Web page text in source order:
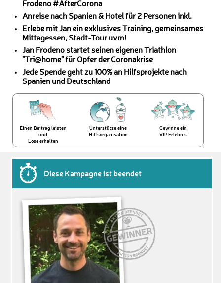
Frodeno #AfterCorona
Anreise nach Spanien & Hotel für 2 Personen inkl.
Erlebe mit Jan ein exklusives Training, gemeinsames
Mittagessen, Stadt-Tour uvm!
Jan Frodeno startet seinen eigenen Triathlon
"Tri@home" für Opfer der Coronakrise
Jede Spende geht zu 100% an Hilfsprojekte nach
Spanien und Deutschland
Einen Beitrag leisten
und
Lose erhalten
Unterstütze eine
Hilfsorganisation
Gewinne ein
VIP Erlebnis
Diese Kampagne ist beendet